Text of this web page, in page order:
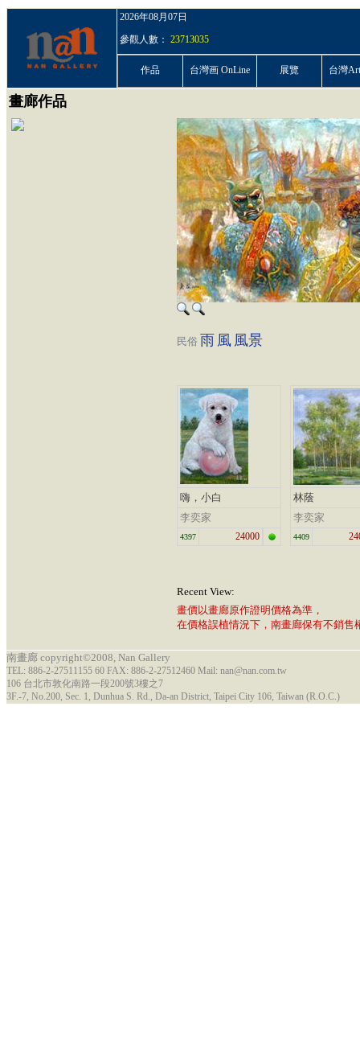
2026年08月07日
參觀人數： 23713035
作品 台灣画 OnLine 展覽 台灣
畫廊作品
民俗 雨 風 風景
嗨，小白
李奕家
4397 24000
林蔭
李奕家
4409
Recent View:
畫價以畫廊原作證明價格為準，
在價格誤植情況下，南畫廊保有不銷售
南畫廊 copyright©2008, Nan Gallery
TEL: 886-2-27511155 60 FAX: 886-2-27512460 Mail: nan@nan.com.tw
106 台北市敦化南路一段200號3樓之7
3F.-7, No.200, Sec. 1, Dunhua S. Rd., Da-an District, Taipei City 106, Taiwan (R.O.C.)